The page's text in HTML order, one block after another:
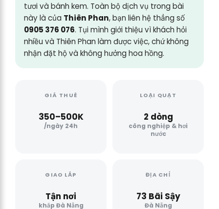
tươi và bánh kem. Toàn bộ dịch vụ trong bài
này là của Thiên Phan, bạn liên hệ thẳng số
0905 376 076. Tụi mình giới thiệu vì khách hỏi
nhiều và Thiên Phan làm được việc, chứ không
nhận đặt hộ và không hưởng hoa hồng.
GIÁ THUÊ
350–500K
/ngày 24h
LOẠI QUẠT
2 dòng
công nghiệp & hơi
nước
GIAO LẮP
Tận nơi
khắp Đà Nẵng
ĐỊA CHỈ
73 Bãi Sậy
Đà Nẵng